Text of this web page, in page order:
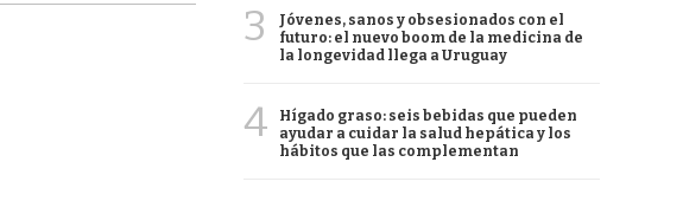
3
Jóvenes, sanos y obsesionados con el
futuro: el nuevo boom de la medicina de
la longevidad llega a Uruguay
4
Hígado graso: seis bebidas que pueden
ayudar a cuidar la salud hepática y los
hábitos que las complementan